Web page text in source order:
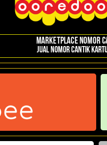
Marketplace Nomor
Jual nomor cantik